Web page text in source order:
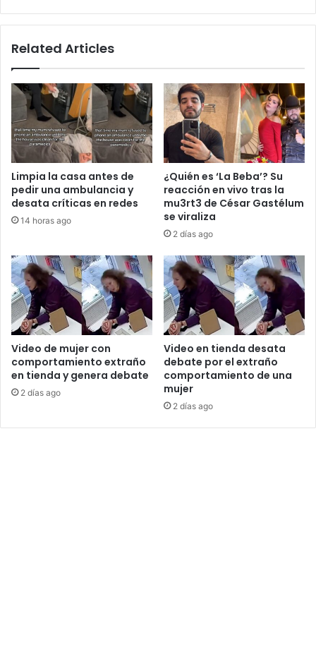
Related Articles
Limpia la casa antes de
pedir una ambulancia y
desata críticas en redes
14 horas ago
¿Quién es ‘La Beba’? Su
reacción en vivo tras la
mu3rt3 de César Gastélum
se viraliza
2 días ago
Video de mujer con
comportamiento extraño
en tienda y genera debate
2 días ago
Video en tienda desata
debate por el extraño
comportamiento de una
mujer
2 días ago